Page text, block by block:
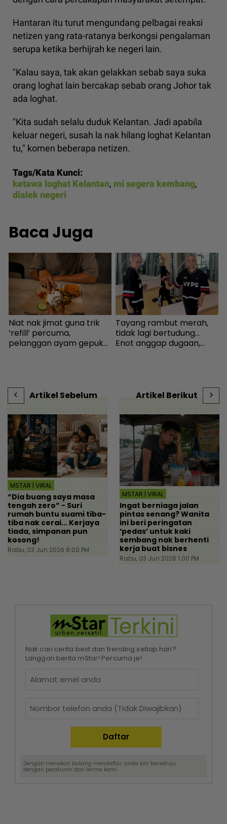
Hantaran itu turut mengundang pelbagai reaksi
netizen yang rata-ratanya berkongsi pengalaman
serupa ketika berhijrah ke negeri lain.
"Kalau saya, tak akan gelakkan sebab saya suka
orang loghat lain bercakap sebab orang Johor tak
ada loghat.
"Kita sudah selalu duduk Kelantan. Jadi apabila
keluar negeri, susah la nak hilang loghat Kelantan
tu," komen beberapa netizen.
Tags/Kata Kunci:
ketawa loghat Kelantan, mi segera kembang,
dialek negeri
Baca Juga
Niat nak jimat guna trik
‘refill’ percuma,
pelanggan ayam gepuk
Tayang rambut merah,
tidak lagi bertudung...
Enot anggap dugaan,
Artikel Sebelum
MSTAR | VIRAL
“Dia buang saya masa
tengah zero” - Suri
rumah buntu suami tiba-
tiba nak cerai... Kerjaya
tiada, simpanan pun
kosong!
Rabu, 03 Jun 2026 8:00 PM
Artikel Berikut
MSTAR | VIRAL
Ingat berniaga jalan
pintas senang? Wanita
ini beri peringatan
‘pedas’ untuk kaki
sembang nak berhenti
kerja buat bisnes
Rabu, 03 Jun 2026 1:00 PM
Nak cari cerita best dan trending setiap hari?
Langgan berita mStar! Percuma je!
Dengan menekan butang mendaftar, anda kini bersetuju
dengan peraturan dan terma kami.